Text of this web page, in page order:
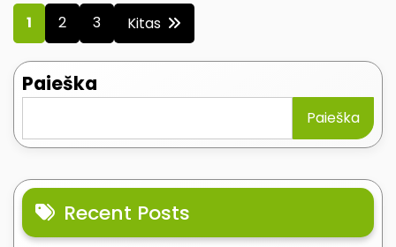
Įrašų
puslapiavimas
1 2 3 Kitas
Paieška
Paieška
Recent Posts